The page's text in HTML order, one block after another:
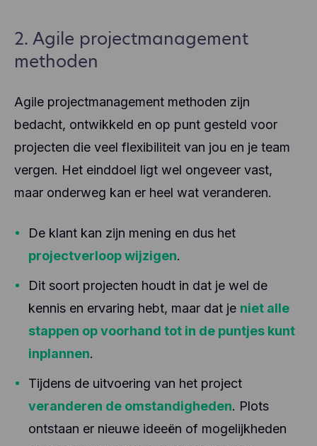
2. Agile projectmanagement
methoden
Agile projectmanagement methoden zijn
bedacht, ontwikkeld en op punt gesteld voor
projecten die veel flexibiliteit van jou en je team
vergen. Het einddoel ligt wel ongeveer vast,
maar onderweg kan er heel wat veranderen.
De klant kan zijn mening en dus het
projectverloop wijzigen.
Dit soort projecten houdt in dat je wel de
kennis en ervaring hebt, maar dat je niet alle
stappen op voorhand tot in de puntjes kunt
inplannen.
Tijdens de uitvoering van het project
veranderen de omstandigheden. Plots
ontstaan er nieuwe ideeën of mogelijkheden